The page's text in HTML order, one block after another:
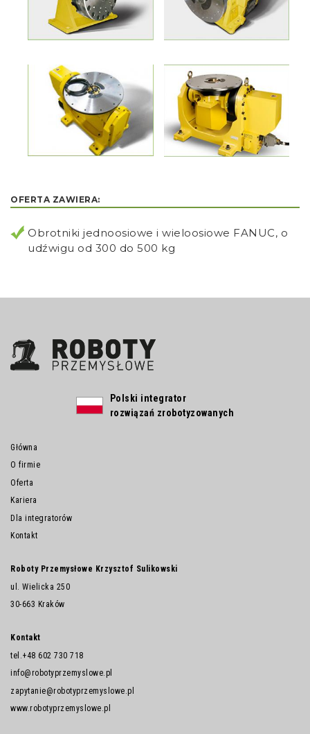
OFERTA ZAWIERA:
Obrotniki jednoosiowe i wieloosiowe FANUC, o
udźwigu od 300 do 500 kg
Polski integrator
rozwiązań zrobotyzowanych
Główna
O firmie
Oferta
Kariera
Dla integratorów
Kontakt
Roboty Przemysłowe Krzysztof Sulikowski
ul. Wielicka 250
30-663 Kraków
Kontakt
tel. +48 602 730 718
info@robotyprzemyslowe.pl
zapytanie@robotyprzemyslowe.pl
www.robotyprzemyslowe.pl